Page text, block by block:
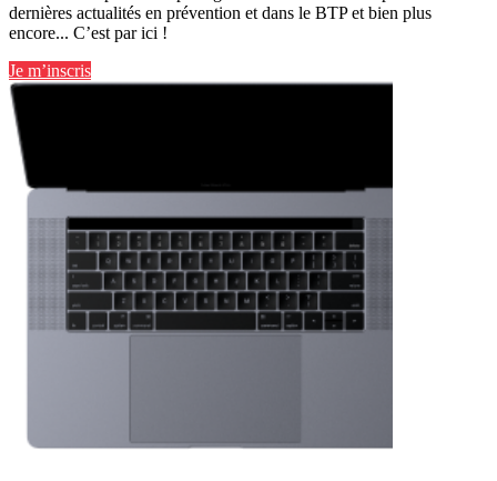
dernières actualités en prévention et dans le BTP et bien plus
encore... C’est par ici !
Je m’inscris